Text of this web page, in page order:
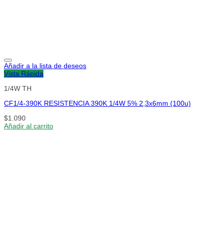
Añadir a la lista de deseos
Vista Rápida
1/4W TH
CF1/4-390K RESISTENCIA 390K 1/4W 5% 2,3x6mm (100u)
$1.090
Añadir al carrito